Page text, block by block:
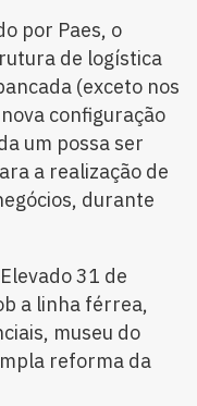
por Paes, o
de logística
(exceto nos
configuração
um possa ser
a realização de
durante
31 de
a linha férrea,
museu do
reforma da